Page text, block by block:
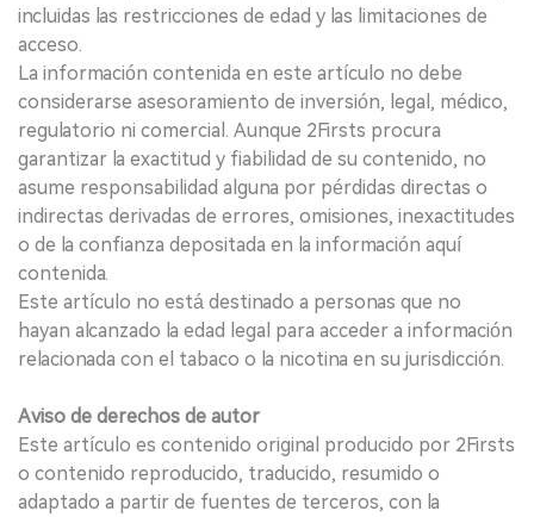
incluidas las restricciones de edad y las limitaciones de
acceso.
La información contenida en este artículo no debe
considerarse asesoramiento de inversión, legal, médico,
regulatorio ni comercial. Aunque 2Firsts procura
garantizar la exactitud y fiabilidad de su contenido, no
asume responsabilidad alguna por pérdidas directas o
indirectas derivadas de errores, omisiones, inexactitudes
o de la confianza depositada en la información aquí
contenida.
Este artículo no está destinado a personas que no
hayan alcanzado la edad legal para acceder a información
relacionada con el tabaco o la nicotina en su jurisdicción.
Aviso de derechos de autor
Este artículo es contenido original producido por 2Firsts
o contenido reproducido, traducido, resumido o
adaptado a partir de fuentes de terceros, con la